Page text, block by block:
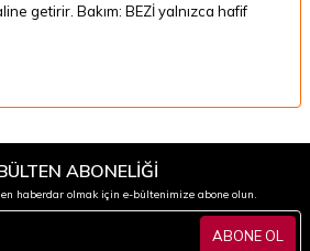
getirir. Bakım: BEZİ yalnızca hafif
ABONELİĞİ
haberdar olmak için e-bültenimize abone olun.
ABONE OL